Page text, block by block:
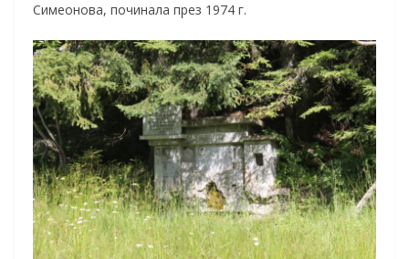
Симеонова, починала през 1974 г.